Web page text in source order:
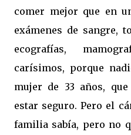
comer mejor que en
exámenes de sangre,
ecografías,
carísimos, porque
mujer de 33 años,
estar seguro. Pero el
familia sabía, pero no